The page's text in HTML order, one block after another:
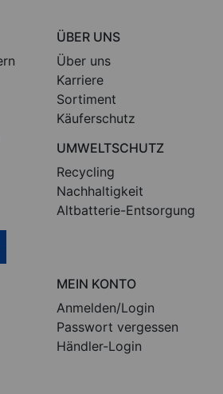
ÜBER UNS
Über uns
Karriere
Sortiment
Käuferschutz
UMWELTSCHUTZ
Recycling
Nachhaltigkeit
Altbatterie-Entsorgung
MEIN KONTO
Anmelden/Login
Passwort vergessen
Händler-Login